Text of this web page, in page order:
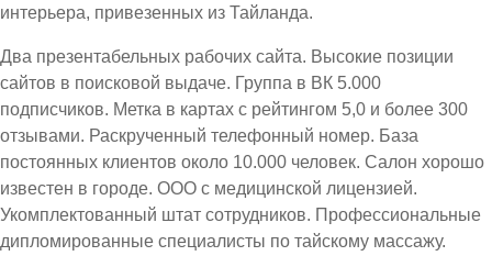
интерьера, привезенных из Тайланда.
Два презентабельных рабочих сайта. Высокие позиции
сайтов в поисковой выдаче. Группа в ВК 5.000
подписчиков. Метка в картах с рейтингом 5,0 и более 300
отзывами. Раскрученный телефонный номер. База
постоянных клиентов около 10.000 человек. Салон хорошо
известен в городе. ООО с медицинской лицензией.
Укомплектованный штат сотрудников. Профессиональные
дипломированные специалисты по тайскому массажу.